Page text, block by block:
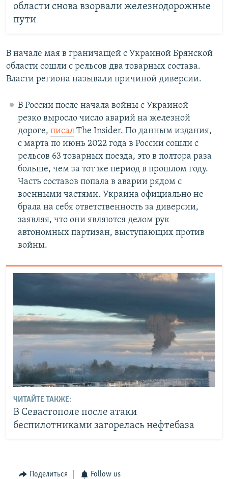
области снова взорвали железнодорожные
пути
В начале мая в граничащей с Украиной Брянской
области сошли с рельсов два товарных состава.
Власти региона называли причиной диверсии.
В России после начала войны с Украиной
резко выросло число аварий на железной
дороге, писалThe Insider. По данным издания,
с марта по июнь 2022 года в России сошли с
рельсов 63 товарных поезда, это в полтора раза
больше, чем за тот же период в прошлом году.
Часть составов попала в аварии рядом с
военными частями. Украина официально не
брала на себя ответственность за диверсии,
заявляя, что они являются делом рук
автономных партизан, выступающих против
войны.
ЧИТАЙТЕ ТАКЖЕ:
В Севастополе после атаки
беспилотниками загорелась нефтебаза
Поделиться Follow us